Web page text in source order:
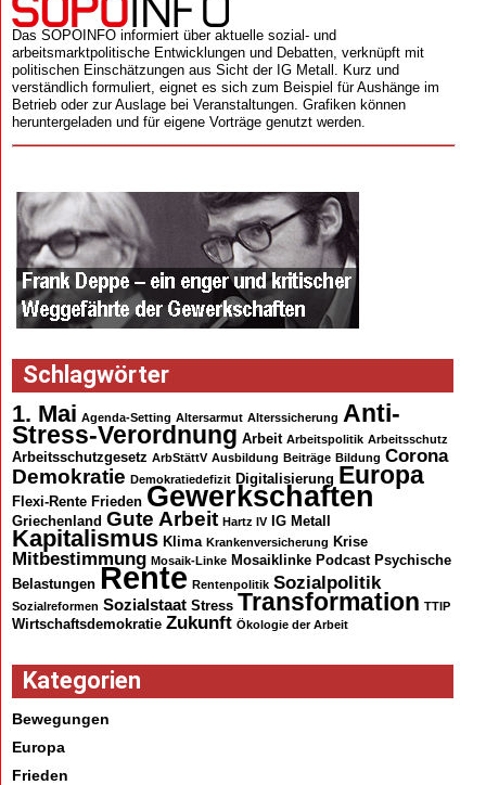
Das SOPOINFO informiert über aktuelle sozial- und
arbeitsmarktpolitische Entwicklungen und Debatten, verknüpft mit
politischen Einschätzungen aus Sicht der IG Metall. Kurz und
verständlich formuliert, eignet es sich zum Beispiel für Aushänge im
Betrieb oder zur Auslage bei Veranstaltungen. Grafiken können
heruntergeladen und für eigene Vorträge genutzt werden.
Schlagwörter
1. Mai Agenda-Setting Altersarmut Alterssicherung Anti-
Stress-Verordnung Arbeit Arbeitspolitik Arbeitsschutz
Arbeitsschutzgesetz ArbStättV Ausbildung Beiträge Bildung Corona
Demokratie Demokratiedefizit Digitalisierung Europa
Flexi-Rente Frieden Gewerkschaften
Griechenland Gute Arbeit Hartz IV IG Metall
Kapitalismus Klima Krankenversicherung Krise
Mitbestimmung Mosaik-Linke Mosaiklinke Podcast Psychische
Belastungen Rente Rentenpolitik Sozialpolitik
Sozialreformen Sozialstaat Stress Transformation TTIP
Wirtschaftsdemokratie Zukunft Ökologie der Arbeit
Kategorien
Bewegungen
Europa
Frieden